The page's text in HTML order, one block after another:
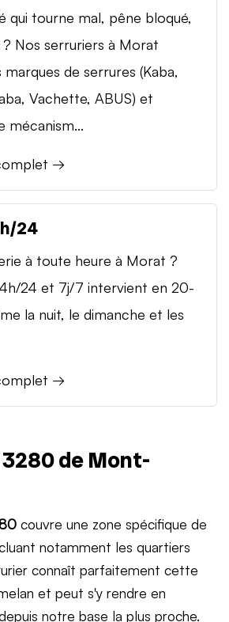
qui tourne mal, pêne bloqué,
Nos serruriers à Morat
de serrures (Kaba,
Vachette, ABUS) et
→
24
à toute heure à Morat ?
24 et 7j/7 intervient en 20-
la nuit, le dimanche et les
→
de Mont-
couvre une zone spécifique de
notamment les quartiers
connaît parfaitement cette
et peut s'y rendre en
notre base la plus proche.